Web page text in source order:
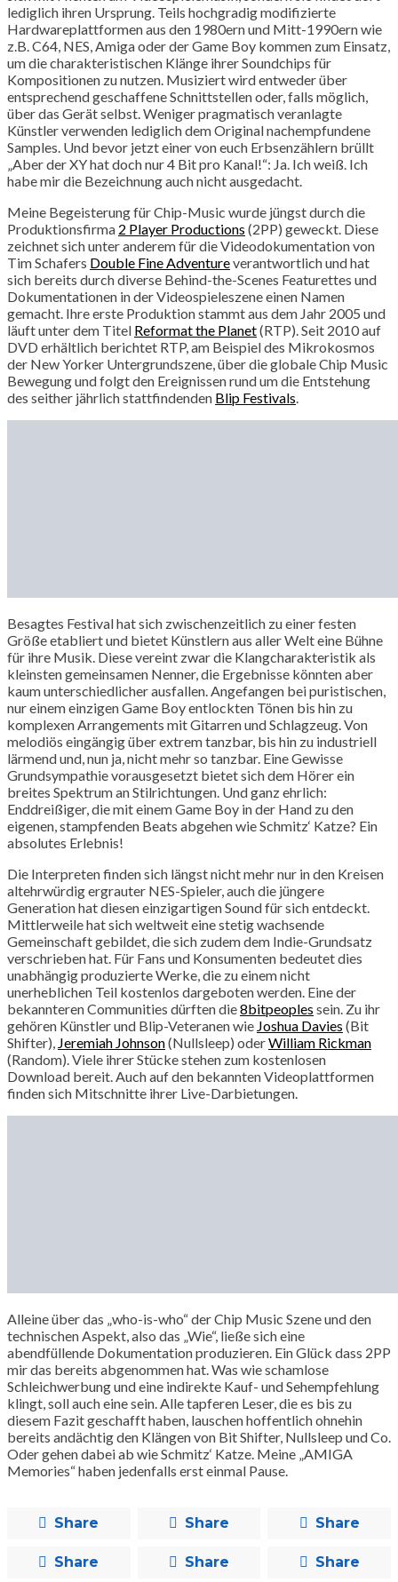
lediglich ihren Ursprung. Teils hochgradig modifizierte
Hardwareplattformen aus den 1980ern und Mitt-1990ern wie
z.B. C64, NES, Amiga oder der Game Boy kommen zum Einsatz,
um die charakteristischen Klänge ihrer Soundchips für
Kompositionen zu nutzen. Musiziert wird entweder über
entsprechend geschaffene Schnittstellen oder, falls möglich,
über das Gerät selbst. Weniger pragmatisch veranlagte
Künstler verwenden lediglich dem Original nachempfundene
Samples. Und bevor jetzt einer von euch Erbsenzählern brüllt
„Aber der XY hat doch nur 4 Bit pro Kanal!“: Ja. Ich weiß. Ich
habe mir die Bezeichnung auch nicht ausgedacht.
Meine Begeisterung für Chip-Music wurde jüngst durch die
Produktionsfirma 2 Player Productions (2PP) geweckt. Diese
zeichnet sich unter anderem für die Videodokumentation von
Tim Schafers Double Fine Adventureverantwortlich und hat
sich bereits durch diverse Behind-the-Scenes Featurettes und
Dokumentationen in der Videospieleszene einen Namen
gemacht. Ihre erste Produktion stammt aus dem Jahr 2005 und
läuft unter dem Titel Reformat the Planet(RTP). Seit 2010 auf
DVD erhältlich berichtet RTP, am Beispiel des Mikrokosmos
der New Yorker Untergrundszene, über die globale Chip Music
Bewegung und folgt den Ereignissen rund um die Entstehung
des seither jährlich stattfindenden Blip Festivals
Besagtes Festival hat sich zwischenzeitlich zu einer festen
Größe etabliert und bietet Künstlern aus aller Welt eine Bühne
für ihre Musik. Diese vereint zwar die Klangcharakteristik als
kleinsten gemeinsamen Nenner, die Ergebnisse könnten aber
kaum unterschiedlicher ausfallen. Angefangen bei puristischen,
nur einem einzigen Game Boy entlockten Tönen bis hin zu
komplexen Arrangements mit Gitarren und Schlagzeug. Von
melodiös eingängig über extrem tanzbar, bis hin zu industriell
lärmend und, nun ja, nicht mehr so tanzbar. Eine Gewisse
Grundsympathie vorausgesetzt bietet sich dem Hörer ein
breites Spektrum an Stilrichtungen. Und ganz ehrlich:
Enddreißiger, die mit einem Game Boy in der Hand zu den
eigenen, stampfenden Beats abgehen wie Schmitz‘ Katze? Ein
absolutes Erlebnis!
Die Interpreten finden sich längst nicht mehr nur in den Kreisen
altehrwürdig ergrauter NES-Spieler, auch die jüngere
Generation hat diesen einzigartigen Sound für sich entdeckt.
Mittlerweile hat sich weltweit eine stetig wachsende
Gemeinschaft gebildet, die sich zudem dem Indie-Grundsatz
verschrieben hat. Für Fans und Konsumenten bedeutet dies
unabhängig produzierte Werke, die zu einem nicht
unerheblichen Teil kostenlos dargeboten werden. Eine der
bekannteren Communities dürften die8bitpeoples sein. Zu ihr
gehören Künstler und Blip-Veteranen wie Joshua Davies (Bit
Shifter), Jeremiah Johnson(Nullsleep) oderWilliam Rickman
(Random). Viele ihrer Stücke stehen zum kostenlosen
Download bereit. Auch auf den bekannten Videoplattformen
finden sich Mitschnitte ihrer Live-Darbietungen.
Alleine über das „who-is-who“ der Chip Music Szene und den
technischen Aspekt, also das „Wie“, ließe sich eine
abendfüllende Dokumentation produzieren. Ein Glück dass 2PP
mir das bereits abgenommen hat. Was wie schamlose
Schleichwerbung und eine indirekte Kauf- und Sehempfehlung
klingt, soll auch eine sein. Alle tapferen Leser, die es bis zu
diesem Fazit geschafft haben, lauschen hoffentlich ohnehin
bereits andächtig den Klängen von Bit Shifter, Nullsleep und Co.
Oder gehen dabei ab wie Schmitz‘ Katze. Meine „AMIGA
Memories“ haben jedenfalls erst einmal Pause.
Share Share Share
Share Share Share